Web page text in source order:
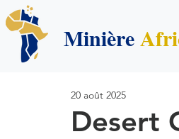
Minière
Desert
20 août 2025